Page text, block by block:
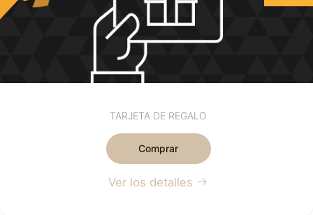
TARJETA DE REGALO
Comprar
Ver los detalles